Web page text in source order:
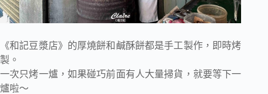
《和記豆漿店》的厚燒餅和鹹酥餅都是手工製作，即時烤
製。
一次只烤一爐，如果碰巧前面有人大量掃貨，就要等下一
爐啦～